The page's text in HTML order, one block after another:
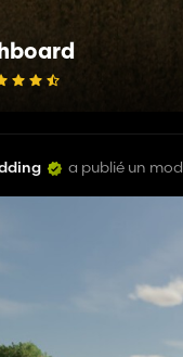
a publié un mod